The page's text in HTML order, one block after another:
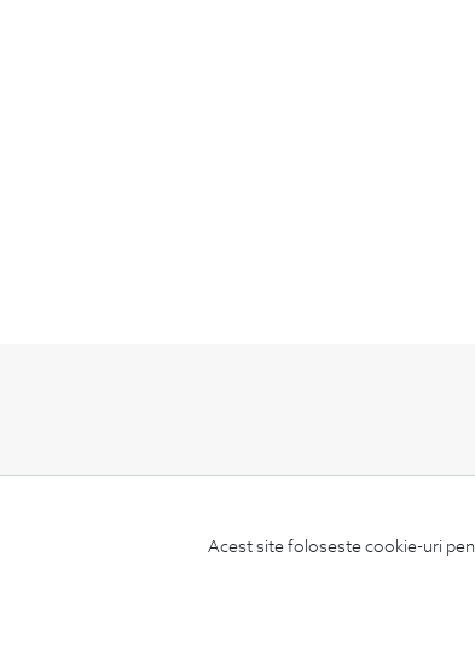
Acest site foloseste cookie-uri
ABONEAZA-TE
LA NEWSLETTER